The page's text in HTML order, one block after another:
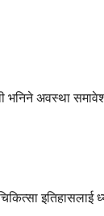
भनिने अवस्था